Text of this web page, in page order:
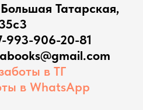
Татарская,
993-906-20-81
в ТГ
в WhatsApp